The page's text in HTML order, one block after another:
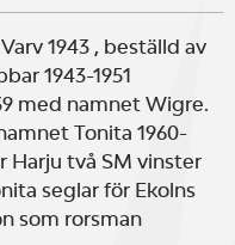
1943 , beställd av
1943-1951
med namnet Wigre.
Tonita 1960-
Harju två SM vinster
seglar för Ekolns
som rorsman